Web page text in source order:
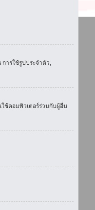
ารใช้รูปประจำตัว,
ช้คอมพิวเตอร์ร่วมกับผู้อื่น